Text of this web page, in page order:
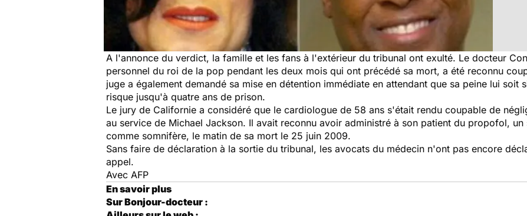
A l'annonce du verdict, la famille et les fans à l'extérieur du tribunal ont exulté. Le docteur
personnel du roi de la pop pendant les deux mois qui ont précédé sa mort, a été reconnu
juge a également demandé sa mise en détention immédiate en attendant que sa peine lui soit
risque jusqu'à quatre ans de prison.
Le jury de Californie a considéré que le cardiologue de 58 ans s'était rendu coupable de
au service de Michael Jackson. Il avait reconnu avoir administré à son patient du propofol,
comme somnifère, le matin de sa mort le 25 juin 2009.
Sans faire de déclaration à la sortie du tribunal, les avocats du médecin n'ont pas encore
appel.
Avec AFP
En savoir plus
Sur Bonjour-docteur :